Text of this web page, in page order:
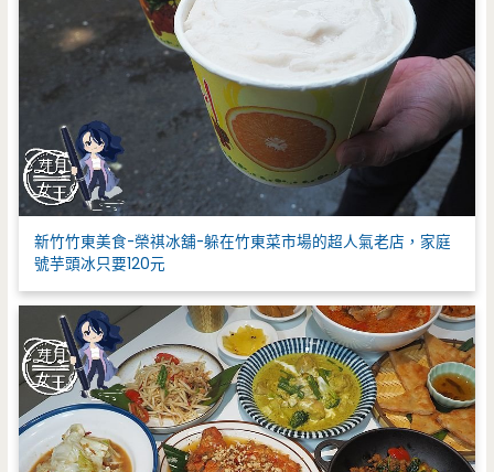
新竹竹東美食-榮祺冰舖-躲在竹東菜市場的超人氣老店，家庭
號芋頭冰只要120元